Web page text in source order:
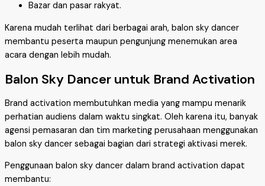
Bazar dan pasar rakyat.
Karena mudah terlihat dari berbagai arah, balon sky dancer
membantu peserta maupun pengunjung menemukan area
acara dengan lebih mudah.
Balon Sky Dancer untuk Brand Activation
Brand activation membutuhkan media yang mampu menarik
perhatian audiens dalam waktu singkat. Oleh karena itu, banyak
agensi pemasaran dan tim marketing perusahaan menggunakan
balon sky dancer sebagai bagian dari strategi aktivasi merek.
Penggunaan balon sky dancer dalam brand activation dapat
membantu: